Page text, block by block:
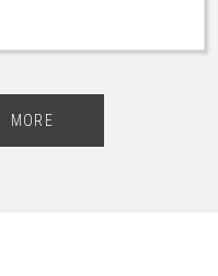
MORE